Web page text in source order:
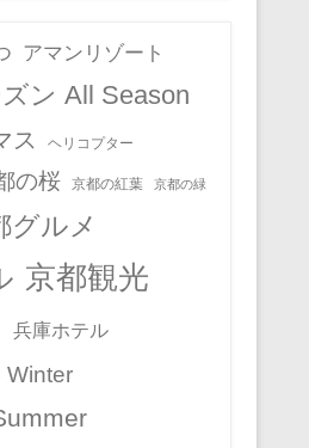
アマンリゾート
ン All Season
ス ヘリコプター
の桜 京都の紅葉 京都の緑
グルメ
京都観光
兵庫ホテル
Winter